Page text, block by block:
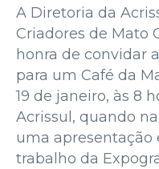
A Diretoria da
Criadores de Mato
honra de convidar
para um Café da
19 de janeiro, às 8
Acrissul, quando
uma apresentação
trabalho da